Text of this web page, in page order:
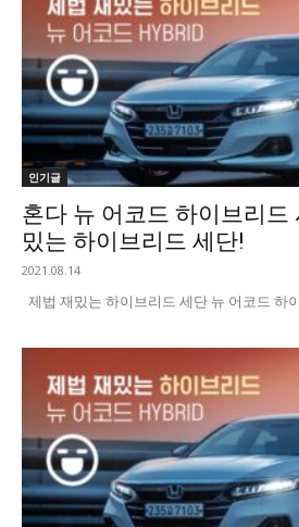
인기글
혼다 뉴 어코드 하이브리드
밌는 하이브리드 세단!
2021.08.14
제법 재밌는 하이브리드 세단 뉴 어코드 하